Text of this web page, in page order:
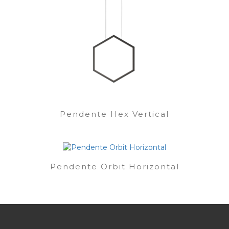
Pendente Hex Vertical
Pendente Orbit Horizontal